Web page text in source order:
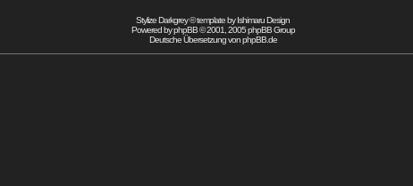
Stylize Darkgrey © template byIshimaru Design
Powered byphpBB© 2001, 2005 phpBB Group
Deutsche Übersetzung vonphpBB.de